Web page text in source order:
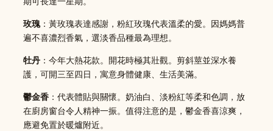
玫瑰：黃玫瑰表達感謝，粉紅玫瑰代表溫柔的愛。因媽媽普
遍不喜濃烈香氣，選淡香品種最為理想。
牡丹 ：今年大熱花款。開花時極其壯觀。剪斜莖並深水養
護，可開三至四日，寓意身體健康、生活美滿。
鬱金香 ：代表體貼與關懷。奶油白、淡粉紅等柔和色調，放
在廚房窗台令人精神一振。值得注意的是，鬱金香喜涼爽，
應避免置於暖爐附近。